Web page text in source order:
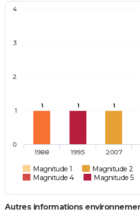
1 1 1
Magnitude 1 Magnitude 2
Magnitude 4
Magnitude 5
1988 1995 2007
0
1
2
3
4
Autres informations